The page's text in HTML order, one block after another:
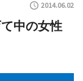
2014.06.02
中の女性